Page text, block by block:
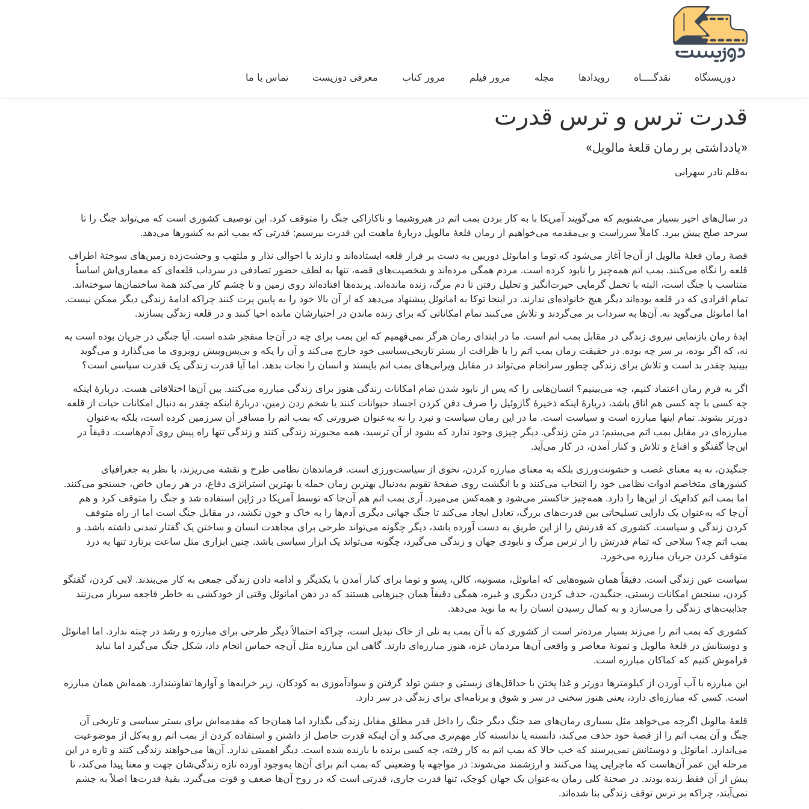
دوزیستگاه نقدگــــاه رویدادها مجله مرور فیلم مرور کتاب معرفی دوزیست تماس با ما
قدرت ترس و ترس قدرت
«یادداشتی بر رمان قلعۀ مالویل»
به‌قلم نادر سهرابی
در سال‌های اخیر بسیار می‌شنویم که می‌گویند آمریکا با به کار بردن بمب اتم در هیروشیما و ناکازاکی جنگ را متوقف کرد. این توصیف کشوری است که می‌تواند جنگ را تا
سرحد صلح پیش ببرد. کاملاً سرراست و بی‌مقدمه می‌خواهیم از رمان قلعۀ مالویل دربارۀ ماهیت این قدرت بپرسیم: قدرتی که بمب اتم به کشورها می‌دهد.
قصۀ رمان قعلۀ مالویل از آن‌جا آغاز می‌شود که توما و امانوئل دوربین به دست بر فراز قلعه ایستاده‌اند و دارند با احوالی نذار و ملتهب و وحشت‌زده زمین‌های سوختۀ اطراف
قلعه را نگاه می‌کنند. بمب اتم همه‌چیز را نابود کرده است. مردم همگی مرده‌اند و شخصیت‌های قصه، تنها به لطف حضور تصادفی در سرداب قلعه‌ای که معماری‌اش اساساً
متناسب با جنگ است، البته با تحمل گرمایی حیرت‌انگیز و تحلیل رفتن تا دم مرگ، زنده مانده‌اند. پرنده‌ها افتاده‌اند روی زمین و تا چشم کار می‌کند همۀ ساختمان‌ها سوخته‌اند.
تمام افرادی که در قلعه بوده‌اند دیگر هیچ خانواده‌ای ندارند. در اینجا توکا به امانوئل پیشنهاد می‌دهد که از آن بالا خود را به پایین پرت کنند چراکه ادامۀ‌ زندگی دیگر ممکن نیست.
اما امانوئل می‌گوید نه. آن‌ها به سرداب بر می‌گردند و تلاش می‌کنند تمام امکاناتی که برای زنده ماندن در اختیارشان مانده احیا کنند و در قلعه زندگی بسازند.
ایدۀ رمان بازنمایی نیروی زندگی در مقابل بمب اتم است. ما در ابتدای رمان هرگز نمی‌فهمیم که این بمب برای چه در آن‌جا منفجر شده است. آیا جنگی در جریان بوده است یه
نه، که اگر بوده، بر سر چه بوده. در حقیقت رمان بمب اتم را با ظرافت از بستر تاریخی‌سیاسی خود خارج می‌کند و آن را یکه و بی‌پس‌و‌پیش روبروی ما می‌گذارد و می‌گوید
ببینید چقدر بد است و تلاش برای زندگی چطور سرانجام می‌تواند در مقابل ویرانی‌های بمب اتم بایستد و انسان را نجات بدهد. اما آیا قدرت زندگی یک قدرت سیاسی است؟
اگر به فرم رمان اعتماد کنیم، چه می‌بینیم؟ انسان‌هایی را که پس از نابود شدن تمام امکانات زندگی هنوز برای زندگی مبارزه می‌کنند. بین آن‌ها اختلافاتی هست. دربارۀ اینکه
چه کسی با چه کسی هم اتاق باشد، دربارۀ اینکه ذخیرۀ گازوئیل را صرف دفن کردن اجساد حیوانات کنند یا شخم زدن زمین، دربارۀ اینکه چقدر به دنبال امکانات حیات از قلعه
دورتر بشوند. تمام اینها مبارزه است و سیاست است. ما در این رمان سیاست و نبرد را نه به‌عنوان ضرورتی که بمب اتم را مسافر آن سرزمین کرده است، بلکه به‌عنوان
مبارزه‌ای در مقابل بمب اتم می‌بینیم: در متن زندگی. دیگر چیزی وجود ندارد که بشود از آن ترسید، همه مجبورند زندگی کنند و زندگی تنها راه پیش روی آدم‌‌هاست. دقیقاً در
این‌جا گفتگو و اقناع و تلاش و کنار آمدن، در کار می‌آید.
جنگیدن، نه به معنای غصب و خشونت‌ورزی بلکه به معنای مبارزه کردن، نحوی از سیاست‌ورزی است. فرماندهان نظامی طرح و نقشه می‌ریزند، با نظر به جغرافیای
کشورهای متخاصم ادوات نظامی خود را انتخاب می‌کنند و با انگشت روی صفحۀ تقویم به‌دنبال بهترین زمان حمله یا بهترین استراتژی دفاع، در هر زمان خاص، جستجو می‌کنند.
اما بمب اتم کدام‌یک از این‌ها را دارد. همه‌چیز خاکستر می‌شود و همه‌کس می‌میرد. آری بمب اتم هم آن‌جا که توسط آمریکا در ژاپن استفاده شد و جنگ را متوقف کرد و هم
آن‌جا که به‌عنوان یک دارایی تسلیحاتی بین قدرت‌های بزرگ، تعادل ایجاد می‌کند تا جنگ جهانی دیگری آدم‌ها را به خاک و خون نکشد، در مقابل جنگ است اما از راه متوقف
کردن زندگی و سیاست. کشوری که قدرتش را از این طریق به دست آورده باشد، دیگر چگونه می‌تواند طرحی برای مجاهدت انسان و ساختن یک گفتار تمدنی داشته باشد. و
بمب اتم چه؟ سلاحی که تمام قدرتش را از ترس مرگ و نابودی جهان و زندگی می‌گیرد، چگونه می‌تواند یک ابزار سیاسی باشد. چنین ابزاری مثل ساعت برنارد تنها به درد
متوقف کردن جریان مبارزه می‌خورد.
سیاست عین زندگی است. دقیقاً همان شیوه‌هایی که امانوئل، مسونیه، کالن، پسو و توما برای کنار آمدن با یکدیگر و ادامه دادن زندگی جمعی به کار می‌بندند. لابی کردن، گفتگو
کردن، سنجش امکانات زیستی، جنگیدن، حذف کردن دیگری و غیره، همگی دقیقاً همان چیزهایی هستند که در ذهن امانوئل وقتی از خودکشی به خاطر فاجعه سرباز می‌زنند
جذابیت‌های زندگی را می‌سازد و به کمال رسیدن انسان را به ما نوید می‌دهد.
کشوری که بمب اتم را می‌زند بسیار مرده‌تر است از کشوری که با آن بمب به تلی از خاک تبدیل است، چراکه احتمالاً دیگر طرحی برای مبارزه و رشد در چنته ندارد. اما امانوئل
و دوستانش در قلعۀ مالویل و نمونۀ معاصر و واقعی آن‌ها مردمان غزه، هنوز مبارزه‌ای دارند. گاهی این مبارزه مثل آن‌چه حماس انجام داد، شکل جنگ می‌گیرد اما نباید
فراموش کنیم که کماکان مبارزه است.
این مبارزه با آب آوردن از کیلومترها دورتر و غذا پختن با حداقل‌های زیستی و جشن تولد گرفتن و سوادآموزی به کودکان، زیر خرابه‌ها و آوارها تفاوتیندارد. همه‌اش همان مبارزه
است. کسی که مبارزه‌ای دارد، یعنی هنوز سخنی در سر و شوق و برنامه‌ای برای زندگی در سر دارد.
قلعۀ مالویل اگرچه می‌خواهد مثل بسیاری رمان‌های ضد جنگ دیگر جنگ را داخل قدر مطلق مقابل زندگی بگذارد اما همان‌جا که مقدمه‌اش برای بستر سیاسی و تاریخی آن
جنگ و آن بمب اتم را از قصۀ خود حذف می‌کند، دانسته یا ندانسته کار مهم‌تری می‌کند و آن اینکه قدرت حاصل از داشتن و استفاده کردن از بمب اتم رو به‌کل از موضوعیت
می‌اندازد. امانوئل و دوستانش نمی‌پرسند که خب حالا که بمب اتم به کار رفته، چه کسی برنده یا بازنده شده است. دیگر اهمیتی ندارد. آن‌ها می‌خواهند زندگی کنند و تازه در این
مرحله این عمر ‌آن‌هاست که ماجرایی پیدا می‌کنند و ارزشمند می‌شوند: در مواجهه با وضعیتی که بمب اتم برای آن‌ها به‌وجود آورده تازه زندگی‌شان جهت و معنا پیدا می‌کند، تا
پیش از آن فقط زنده بودند. در صحنۀ کلی رمان به‌عنوان یک جهان کوچک، تنها قدرت جاری، قدرتی است که در روح آن‌ها ضعف و قوت می‌گیرد. بقیۀ قدرت‌ها اصلاً به چشم
نمی‌آیند، چراکه بر ترس توقف زندگی بنا شده‌اند.